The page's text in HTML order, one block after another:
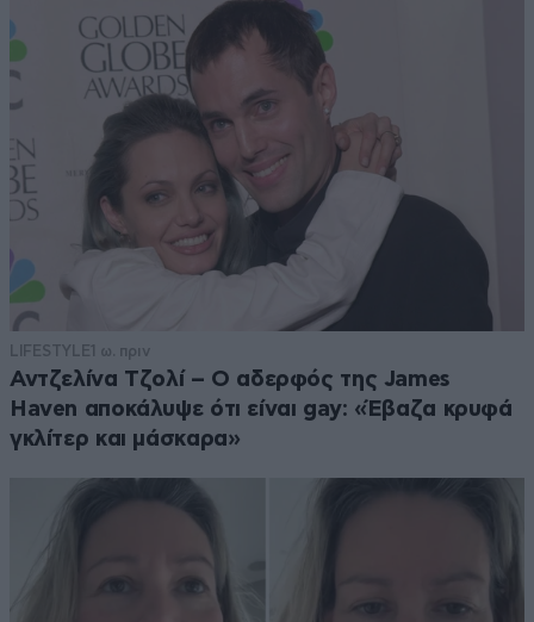
LIFESTYLE1 ω. πριν
Αντζελίνα Τζολί – Ο αδερφός της James
Haven αποκάλυψε ότι είναι gay: «Έβαζα κρυφά
γκλίτερ και μάσκαρα»